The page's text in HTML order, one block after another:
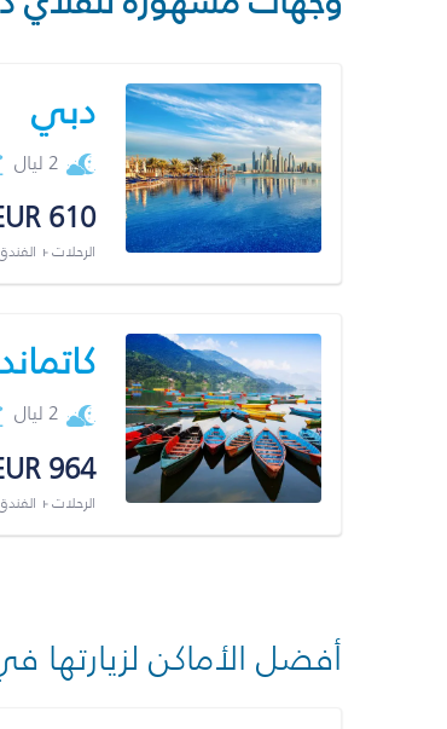
دبي
2 ليال
610
الرحلات +
2 ليال
964
الرحلات +
أفضل الأماكن لزيارتها